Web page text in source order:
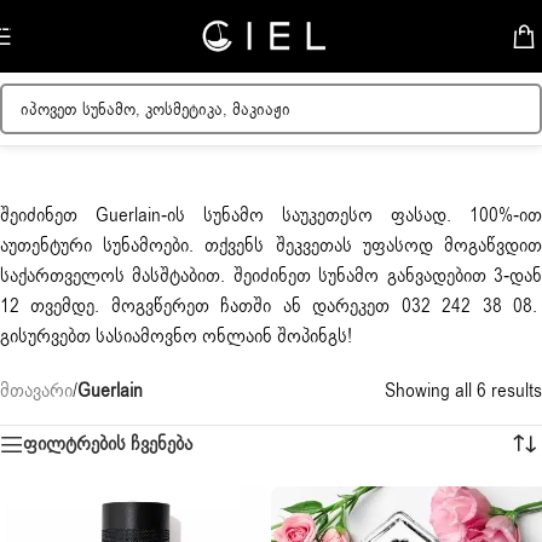
Skip to navigation
შეიძინეთ Guerlain-ის სუნამო საუკეთესო ფასად. 100%-ით
აუთენტური სუნამოები. თქვენს შეკვეთას უფასოდ მოგაწვდით
საქართველოს მასშტაბით. შეიძინეთ სუნამო განვადებით 3-დან
12 თვემდე. მოგვწერეთ ჩათში ან დარეკეთ 032 242 38 08.
გისურვებთ სასიამოვნო ონლაინ შოპინგს!
მთავარი/Guerlain
Showing all 6 results
ფილტრების ჩვენება